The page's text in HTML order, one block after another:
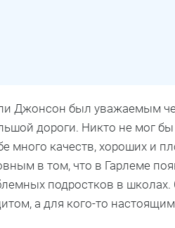
Джонсон был уважаемым
дороги. Никто не мог
много качеств, хороших и
в том, что в Гарлеме
подростков в
а для кого-то